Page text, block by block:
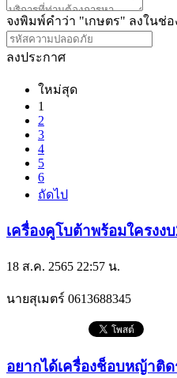
จงพิมพ์คำว่า "เกษตร" ลงในช่อ
ลงประกาศ
ใหม่สุด
1
2
3
4
5
6
ถัดไป
เครื่องคูโบต้าพร้อมใครงงบ
18 ส.ค. 2565 22:57 น.
นายสุเมตร์ 0613688345
อยากได้เครื่องช็อบหญ้าติด